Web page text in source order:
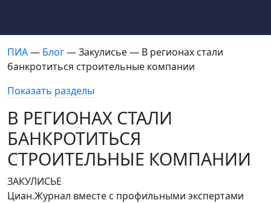
ПИА— Блог— Закулисье — В регионах стали
банкротиться строительные компании
Показать разделы
В РЕГИОНАХ СТАЛИ
БАНКРОТИТЬСЯ
СТРОИТЕЛЬНЫЕ КОМПАНИИ
ЗАКУЛИСЬЕ
Циан.Журнал вместе с профильными экспертами